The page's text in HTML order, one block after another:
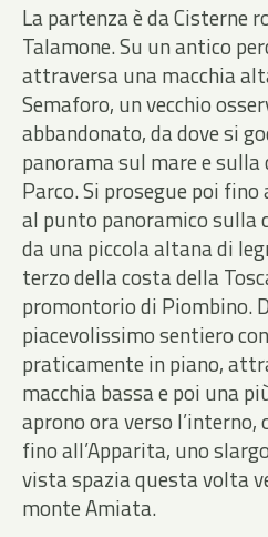
[object Object]
14.8 km 270
durata
681 m
dislivello +
La partenza è da Cisterne
Talamone. Su un antico
attraversa una macchia
Semaforo, un vecchio
abbandonato, da dove si
panorama sul mare e sulla
Parco. Si prosegue poi
al punto panoramico sulla
da una piccola altana di
terzo della costa della
promontorio di Piombino.
piacevolissimo sentiero
praticamente in piano,
macchia bassa e poi una
aprono ora verso l’interno,
fino all’Apparita, uno
vista spazia questa volta
monte Amiata.